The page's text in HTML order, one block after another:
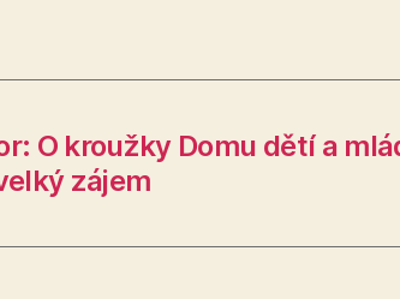
O kroužky Domu dětí a
zájem